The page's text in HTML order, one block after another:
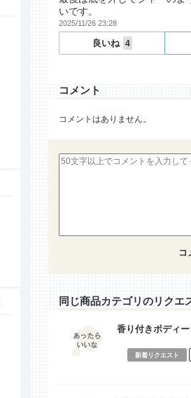
いです。
2025/11/26 23:28
良いね 4
コメント
コメントはありません。
コ
同じ商品カテゴリのリクエ
香り付きボディー
新着リクエスト